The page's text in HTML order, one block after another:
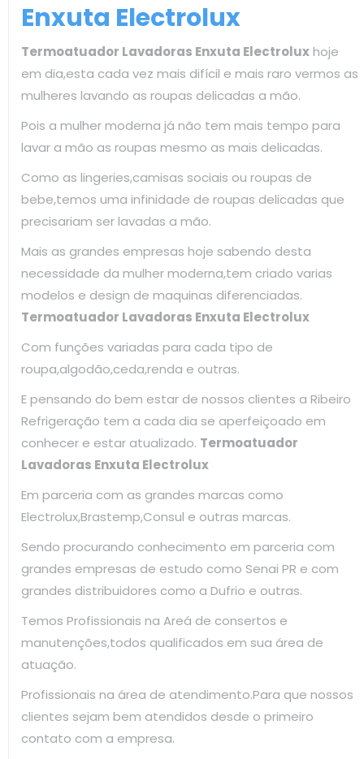
Enxuta Electrolux
Termoatuador Lavadoras Enxuta Electroluxhoje
em dia,esta cada vez mais difícil e mais raro vermos as
mulheres lavando as roupas delicadas a mão.
Pois a mulher moderna já não tem mais tempo para
lavar a mão as roupas mesmo as mais delicadas.
Como as lingeries,camisas sociais ou roupas de
bebe,temos uma infinidade de roupas delicadas que
precisariam ser lavadas a mão.
Mais as grandes empresas hoje sabendo desta
necessidade da mulher moderna,tem criado varias
modelos e design de maquinas diferenciadas.
Termoatuador Lavadoras Enxuta Electrolux
Com funções variadas para cada tipo de
roupa,algodão,ceda,renda e outras.
E pensando do bem estar de nossos clientes a Ribeiro
Refrigeração tem a cada dia se aperfeiçoado em
conhecer e estar atualizado. Termoatuador
Lavadoras Enxuta Electrolux
Em parceria com as grandes marcas como
Electrolux,Brastemp,Consul e outras marcas.
Sendo procurando conhecimento em parceria com
grandes empresas de estudo como Senai PR e com
grandes distribuidores como a Dufrio e outras.
Temos Profissionais na Areá de consertos e
manutenções,todos qualificados em sua área de
atuação.
Profissionais na área de atendimento.Para que nossos
clientes sejam bem atendidos desde o primeiro
contato com a empresa.